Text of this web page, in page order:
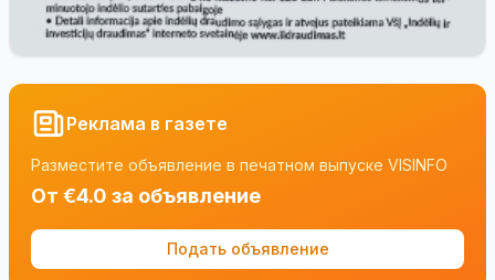
Реклама в газете
Разместите объявление в печатном выпуске VISINFO
От €4.0 за объявление
Подать объявление